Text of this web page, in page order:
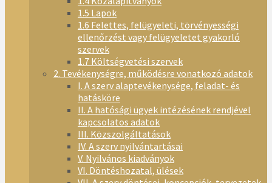
1.5 Lapok
1.6 Felettes, felügyeleti, törvényességi
ellenőrzést vagy felügyeletet gyakorló
szervek
1.7 Költségvetési szervek
2. Tevékenységre, működésre vonatkozó adatok
I. A szerv alaptevékenysége, feladat- és
hatásköre
II. A hatósági ügyek intézésének rendjével
kapcsolatos adatok
III. Közszolgáltatások
IV. A szerv nyilvántartásai
V. Nyilvános kiadványok
VI. Döntéshozatal, ülések